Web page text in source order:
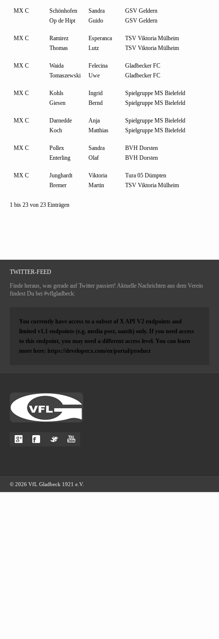
MX C
Schönhofen
Op de Hipt
Sandra
Guido
GSV Geldern
GSV Geldern
MX C
Ramirez
Thomas
Esperanca
Lutz
TSV Viktoria Mülheim
TSV Viktoria Mülheim
MX C
Waida
Tomaszewski
Felecina
Uwe
Gladbecker FC
Gladbecker FC
MX C
Kohls
Giesen
Ingrid
Bernd
Spielgruppe MS Bielefeld
Spielgruppe MS Bielefeld
MX C
Darnedde
Koch
Anja
Matthias
Spielgruppe MS Bielefeld
Spielgruppe MS Bielefeld
MX C
Pollex
Enterling
Sandra
Olaf
BVH Dorsten
BVH Dorsten
MX C
Junghardt
Bremer
Viktoria
Martin
Tura 05 Dümpten
TSV Viktoria Mülheim
1 bis 23 von 23 Einträgen
TWITTER-FEED
Finde heraus, was gerade auf Twitter passiert! Aktuelle Nachrichten aus dem Verein
findest Du bei #vflgladbeck:
You currently have access to a subset of X API V2 endpoints and
limited v1.1 endpoints (e.g. media post, oauth) only. If you need access
to this endpoint, you may need a different access level. You can learn
more here: https://developer.x.com/en/portal/product
© 2026 VfL Gladbeck 1921 e.V.